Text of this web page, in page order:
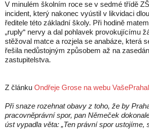
V minulém školním roce se v sedmé třídě
incident, který nakonec vyústil v likvidaci
ředitele této základní školy. Při hodině
„ruply“ nervy a dal pohlavek provokujícímu
stěžoval matce a rozjela se anabáze, která
řešila nedůstojným způsobem až na
zastupitelstva.
Z článku Ondřeje Grose na webu
Při snaze rozehnat obavy z toho, že by
pracovněprávní spor, pan Němeček
úst vypadla věta: „Ten právní spor ustojíme,